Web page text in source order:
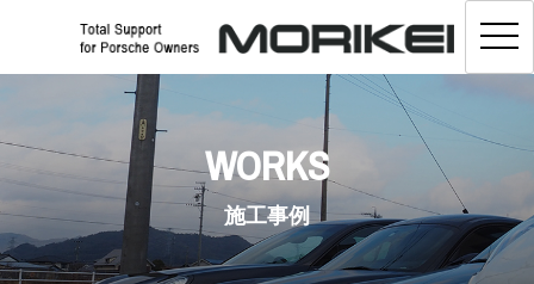
WORKS
施工事例